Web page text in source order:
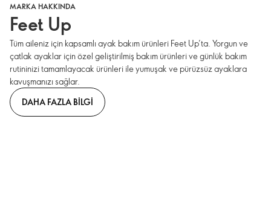
MARKA HAKKINDA
Feet Up
Tüm aileniz için kapsamlı ayak bakım ürünleri Feet Up’ta. Yorgun ve
çatlak ayaklar için özel geliştirilmiş bakım ürünleri ve günlük bakım
rutininizi tamamlayacak ürünleri ile yumuşak ve pürüzsüz ayaklara
kavuşmanızı sağlar.
DAHA FAZLA BILGI